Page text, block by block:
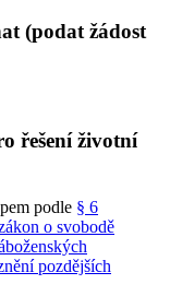
(podat žádost
řešení životní
podle § 6
o svobodě
pozdějších